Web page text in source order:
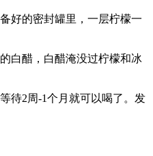
的密封罐里，一层柠檬一
醋，白醋淹没过柠檬和冰
2周-1个月就可以喝了。发